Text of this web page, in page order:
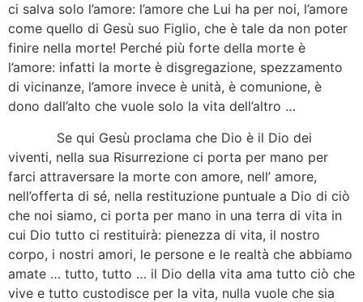
ci salva solo l’amore: l’amore che Lui ha per noi, l’amore
come quello di Gesù suo Figlio, che è tale da non poter
finire nella morte! Perché più forte della morte è
l’amore: infatti la morte è disgregazione, spezzamento
di vicinanze, l’amore invece è unità, è comunione, è
dono dall’alto che vuole solo la vita dell’altro …
Se qui Gesù proclama che Dio è il Dio dei
viventi, nella sua Risurrezione ci porta per mano per
farci attraversare la morte con amore, nell’ amore,
nell’offerta di sé, nella restituzione puntuale a Dio di ciò
che noi siamo, ci porta per mano in una terra di vita in
cui Dio tutto ci restituirà: pienezza di vita, il nostro
corpo, i nostri amori, le persone e le realtà che abbiamo
amate … tutto, tutto … il Dio della vita ama tutto ciò che
vive e tutto custodisce per la vita, nulla vuole che sia